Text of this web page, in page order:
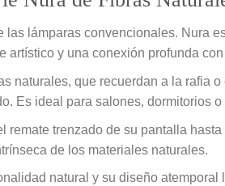
las lámparas convencionales. Nura
artístico y una conexión profunda
naturales, que recuerdan a la rafia
Es ideal para salones, dormitorios
remate trenzado de su pantalla
de los materiales naturales.
natural y su diseño